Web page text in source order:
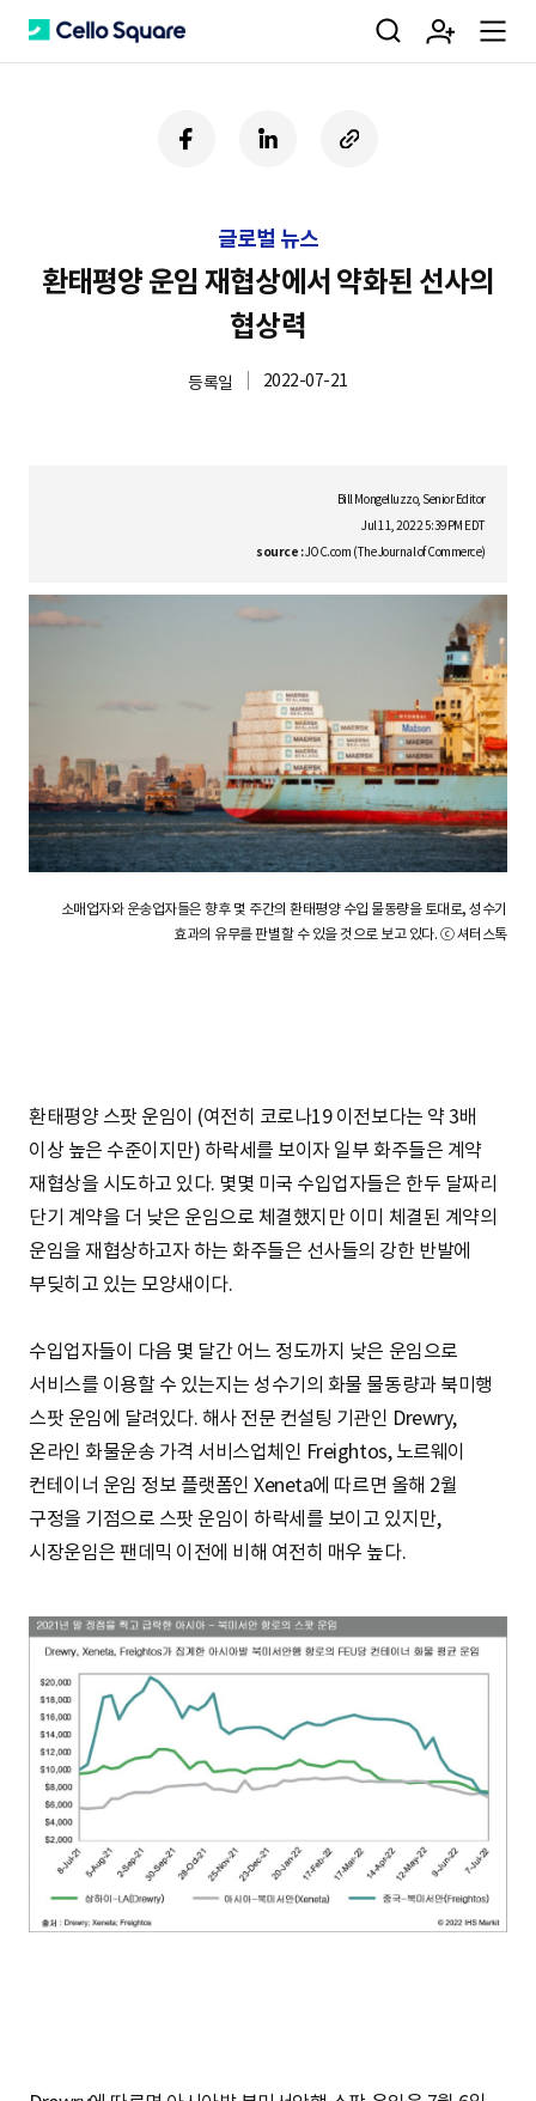
C
a
검 회 m
페
이
크
U
R
하
기
글로벌 뉴스
환태평양 운임 재협상에서 약화된 선사의
협상력
등록일 2022-07-21
Bill Mongelluzzo, Senior Editor
Jul 11, 2022 5:39PM EDT
source :JOC.com (The Journal of Commerce)
소매업자와 운송업자들은 향후 몇 주간의 환태평양 수입 물동량을 토대로, 성수기
효과의 유무를 판별할 수 있을 것으로 보고 있다. ⓒ 셔터스톡
환태평양 스팟 운임이 (여전히 코로나19 이전보다는 약 3배
이상 높은 수준이지만) 하락세를 보이자 일부 화주들은 계약
재협상을 시도하고 있다. 몇몇 미국 수입업자들은 한두 달짜리
단기 계약을 더 낮은 운임으로 체결했지만 이미 체결된 계약의
운임을 재협상하고자 하는 화주들은 선사들의 강한 반발에
부딪히고 있는 모양새이다.
수입업자들이 다음 몇 달간 어느 정도까지 낮은 운임으로
서비스를 이용할 수 있는지는 성수기의 화물 물동량과 북미행
스팟 운임에 달려있다. 해사 전문 컨설팅 기관인 Drewry,
온라인 화물운송 가격 서비스업체인 Freightos, 노르웨이
컨테이너 운임 정보 플랫폼인 Xeneta에 따르면 올해 2월
구정을 기점으로 스팟 운임이 하락세를 보이고 있지만,
시장운임은 팬데믹 이전에 비해 여전히 매우 높다.